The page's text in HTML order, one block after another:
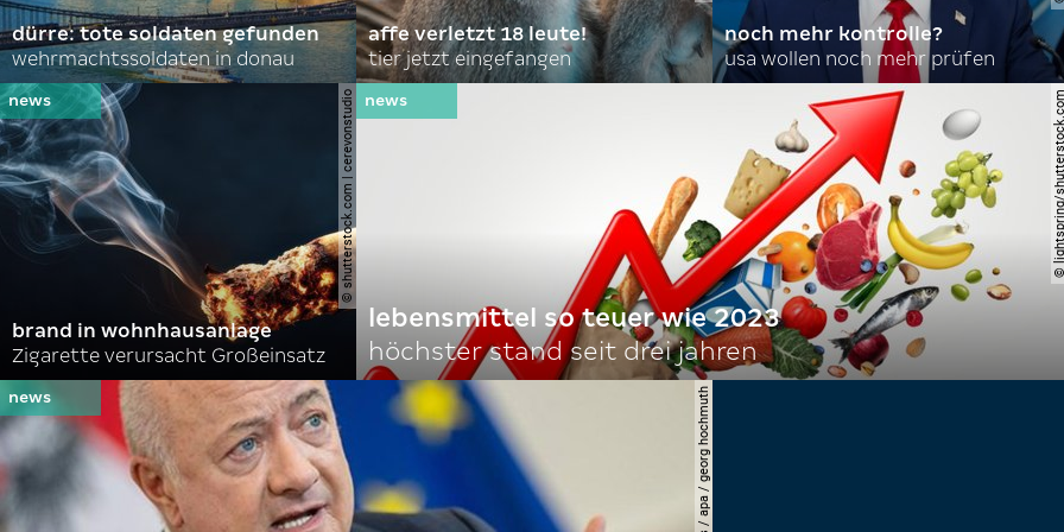
dürre: tote soldaten gefunden
wehrmachtssoldaten in donau
affe verletzt 18 leute!
tier jetzt eingefangen
noch mehr kontrolle?
usa wollen noch mehr prüfen
© shutterstock.com | cerevonstudio
brand in wohnhausanlage
Zigarette verursacht Großeinsatz
© lightspring/
lebensmittel so teuer wie 2023
höchster stand seit drei jahren